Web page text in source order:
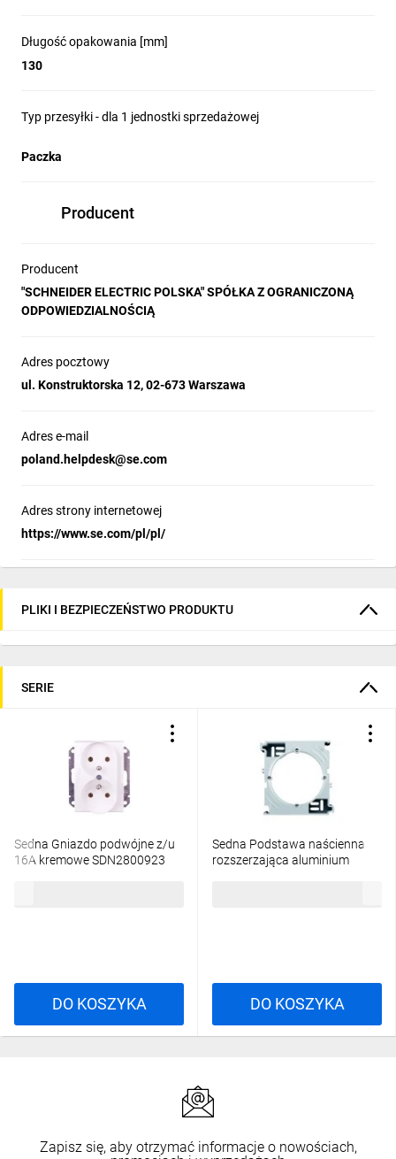
Długość opakowania [mm]
130
Typ przesyłki - dla 1 jednostki sprzedażowej
Paczka
Producent
Producent
"SCHNEIDER ELECTRIC POLSKA" SPÓŁKA Z OGRANICZONĄ
ODPOWIEDZIALNOŚCIĄ
Adres pocztowy
ul. Konstruktorska 12, 02-673 Warszawa
Adres e-mail
poland.helpdesk@se.com
Adres strony internetowej
https://www.se.com/pl/pl/
PLIKI I BEZPIECZEŃSTWO PRODUKTU
SERIE
Sedna Gniazdo podwójne z/u
16A kremowe SDN2800923
DO KOSZYKA
Sedna Podstawa naścienna
rozszerzająca aluminium
DO KOSZYKA
Zapisz się, aby otrzymać informacje o nowościach,